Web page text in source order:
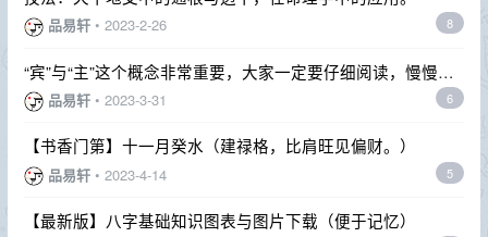
品易轩 • 2023-2-26 8
“宾”与“主”这个概念非常重要，大家一定要仔细阅读，慢慢理
解。品易轩 • 2023-3-31 6
【书香门第】十一月癸水（建禄格，比肩旺见偏财。）
品易轩 • 2023-4-14 5
【最新版】八字基础知识图表与图片下载（便于记忆）